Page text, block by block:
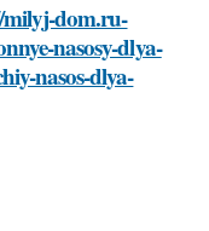
milyj-dom.ru-
nasosy-dlya-
nasos-dlya-